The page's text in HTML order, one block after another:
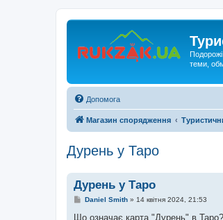
теми,
Допомога
Магазин спорядження
Дурень у Таро
Дурень у Таро
П
в
Daniel Smith» 14 квітня 2024, 21:53
Що означає карта "Дурень" в Таро?